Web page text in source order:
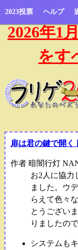
2023投票 ヘルプ
2026年1
をす
扉は君の鍵で開く
作者 暗闇行灯
お2人に協力
ました。ウ
らえて色々
とうござい
りましたの
システムも